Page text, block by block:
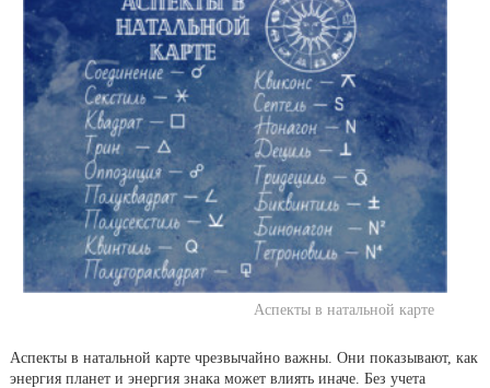
Аспекты в натальной карте
Аспекты в натальной карте чрезвычайно важны. Они показывают, как
энергия планет и энергия знака может влиять иначе. Без учета